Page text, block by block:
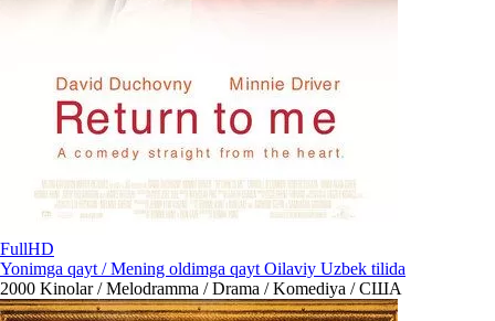
FullHD
Yonimga qayt / Mening oldimga qayt Oilaviy Uzbek tilida
2000 Kinolar / Melodramma / Drama / Komediya / США